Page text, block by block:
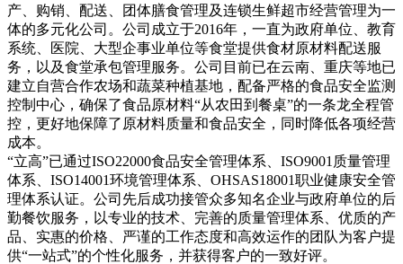
产、购销、配送、团体膳食管理及连锁生鲜超市经营管理为一
体的多元化公司。公司成立于2016年，一直为政府单位、教育
系统、医院、大型企事业单位等食堂提供食材原材料配送服
务，以及食堂承包管理服务。公司目前已在云南、重庆等地已
建立自营合作农场和蔬菜种植基地，配备严格的食品安全监测
控制中心，确保了食品原材料“从农田到餐桌”的一条龙全程管
控，更好地保障了原材料质量和食品安全，同时降低各项经营
成本。
“立高”已通过ISO22000食品安全管理体系、ISO9001质量管理
体系、ISO14001环境管理体系、OHSAS18001职业健康安全管
理体系认证。公司先后成功接管众多知名企业与政府单位的后
勤餐饮服务，以专业的技术、完善的质量管理体系、优质的产
品、实惠的价格、严谨的工作态度和高效运作的团队为客户提
供“一站式”的个性化服务，并获得客户的一致好评。